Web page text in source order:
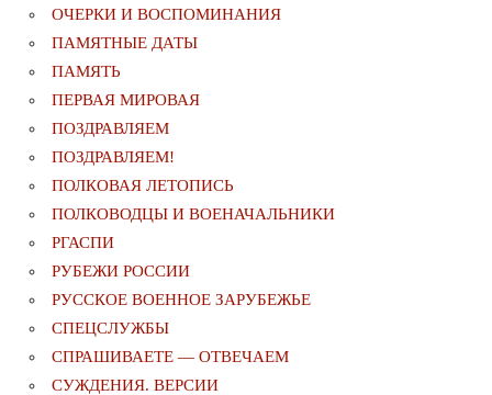
ОЧЕРКИ И ВОСПОМИНАНИЯ
ПАМЯТНЫЕ ДАТЫ
ПАМЯТЬ
ПЕРВАЯ МИРОВАЯ
ПОЗДРАВЛЯЕМ
ПОЗДРАВЛЯЕМ!
ПОЛКОВАЯ ЛЕТОПИСЬ
ПОЛКОВОДЦЫ И ВОЕНАЧАЛЬНИКИ
РГАСПИ
РУБЕЖИ РОССИИ
РУССКОЕ ВОЕННОЕ ЗАРУБЕЖЬЕ
СПЕЦСЛУЖБЫ
СПРАШИВАЕТЕ — ОТВЕЧАЕМ
СУЖДЕНИЯ. ВЕРСИИ